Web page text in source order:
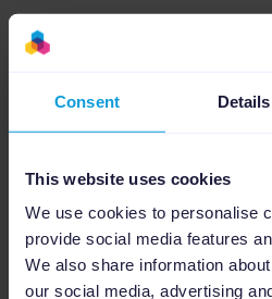
Consent Details
This website uses cookies
We use cookies to personalise
provide social media features
We also share information
our social media, advertising
Automatización de
Es importante que sepas
puede ser Data Driven,